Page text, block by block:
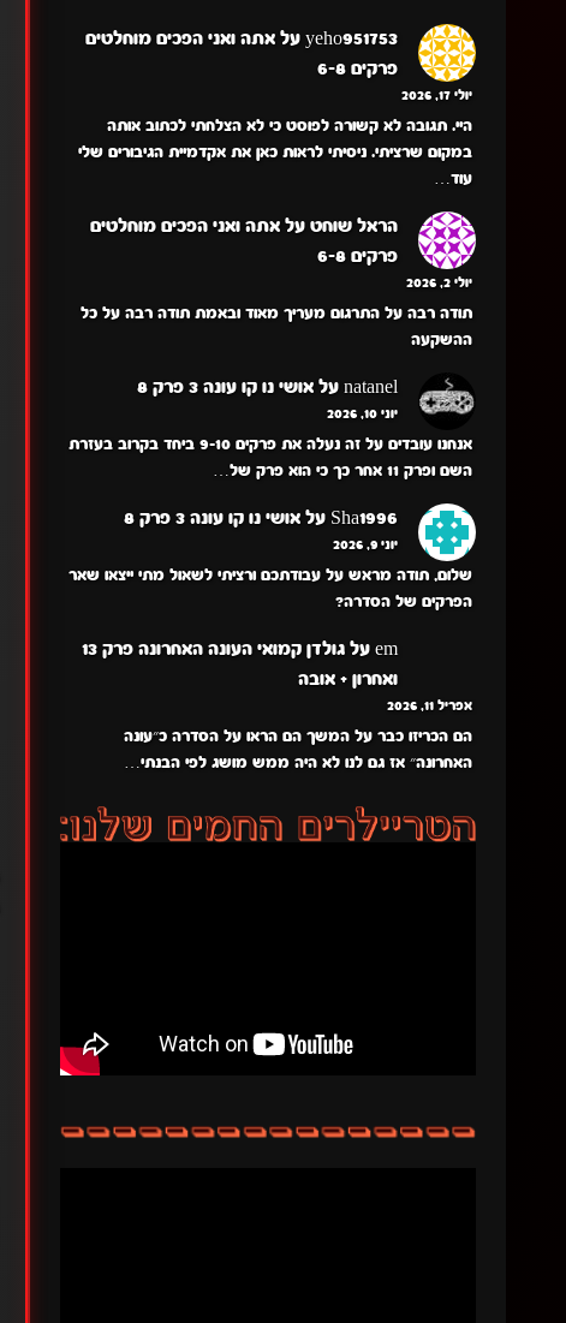
yeho951753 עלאתה ואני הפכים מוחלטים
פרקים 6-8
יולי 17, 2026
היי. תגובה לא קשורה לפוסט כי לא הצלחתי לכתוב אותה
במקום שרציתי. ניסיתי לראות כאן את אקדמיית הגיבורים שלי
עוד…
הראל שוחט עלאתה ואני הפכים מוחלטים
פרקים 6-8
יולי 2, 2026
תודה רבה על התרגום מעריך מאוד ובאמת תודה רבה על כל
ההשקעה
natanel עלאושי נו קו עונה 3 פרק 8
יוני 10, 2026
אנחנו עובדים על זה נעלה את פרקים 9-10 ביחד בקרוב בעזרת
השם ופרק 11 אחר כך כי הוא פרק של…
Sha1996 עלאושי נו קו עונה 3 פרק 8
יוני 9, 2026
שלום, תודה מראש על עבודתכם ורציתי לשאול מתי ייצאו שאר
הפרקים של הסדרה?
em על
גולדן קמואי העונה האחרונה פרק 13
ואחרון + אובה
אפריל 11, 2026
הם הכריזו כבר על המשך הם הראו על הסדרה כ״עונה
האחרונה״ אז גם לנו לא היה ממש מושג לפי הבנתי…